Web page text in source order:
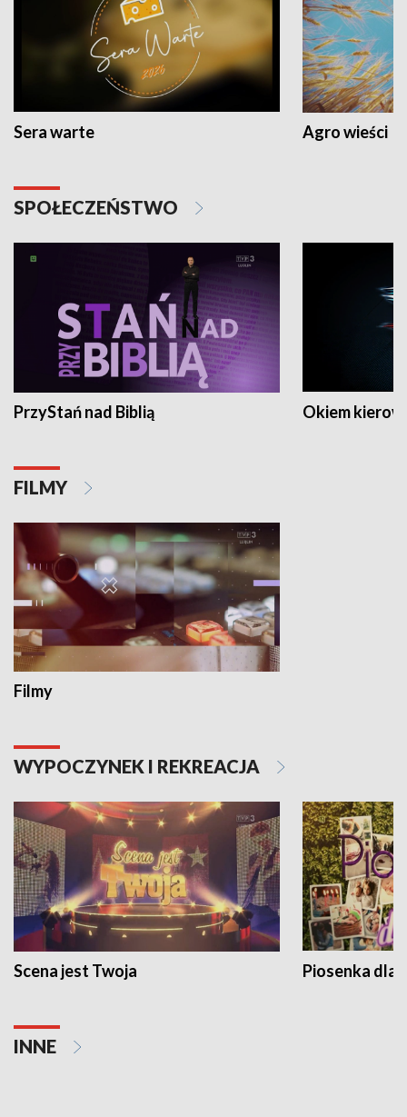
Sera warte Agro wieści
SPOŁECZEŃSTWO
PrzyStań nad Biblią Okiem
FILMY
Filmy
WYPOCZYNEK I REKREACJA
Scena jest Twoja Piosenka dla
INNE